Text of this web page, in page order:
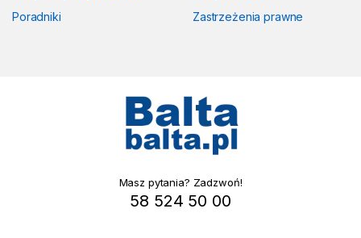
Poradniki
Zastrzeżenia prawne
Masz pytania? Zadzwoń!
58 524 50 00